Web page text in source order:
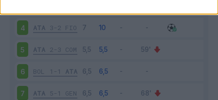
4 ATA 3-2 FIO
5 ATA 2-3 COM
6 BOL 1-1 ATA
7 ATA 5-1 GEN